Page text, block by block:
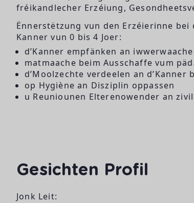
fréikandlecher Erzéiung,
Ënnerstëtzung vun den Erzéierinne
Kanner vun 0 bis 4 Joer:
d’Kanner empfänken an
matmaache beim Ausschaffe vum
d’Moolzechte verdeelen an d’Kanner
op Hygiène an Disziplin oppassen
u Reuniounen Elterenowender an
Gesichten Profil
Jonk Leit: